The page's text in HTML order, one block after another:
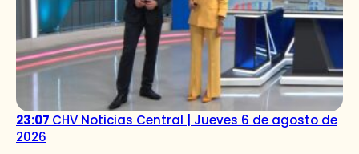
23:07 CHV Noticias Central | Jueves 6 de agosto de
2026